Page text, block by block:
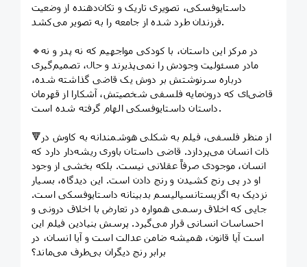
داستایوفسکی، تصویری تاریک و تکان‌دهنده از وضعیت
فرزندان طرد شده از جامعه را به تصویر می‌کشد.
🔹در مرکز این داستان، با کودکی مواجهیم که نه پدر و نه
مادر مسئولیت وجودش را نمی‌پذیرند و حال، تصمیم‌گیری
درباره سرنوشتش بر دوش یک قاضی گذاشته شده،
قاضی‌ای که درون‌مایه فلسفی شخصیتش، آشکارا از قهرمان
داستان داستایوفسکی الهام گرفته شده است.
🔻از منظر فلسفی، فیلم به شکلی هوشمندانه به کاوش در
ذات انسان می‌پردازد. قاضی داستان باوری ریشه‌دار دارد که
انسان، موجودی صرفاً عقلانی نیست. بلکه بخشی از وجود
او در پی رنج کشیدن و رنج دادن است. این دیدگاه، بسیار
نزدیک به اگزیستانسیالیسم بدبینانه داستایوفسکی است.
جایی که اخلاق رسمی همواره در تعارض با اخلاق درونی و
احساسات انسانی قرار می‌گیرد. پرسش بنیادین فیلم این
است آیا قانون، همیشه ضامن عدالت است و آیا انسان، در
برابر رنج دیگران بی‌طرف می‌ماند؟